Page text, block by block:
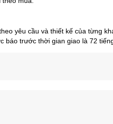
yêu cầu và thiết kế của từng
báo trước thời gian giao là 72